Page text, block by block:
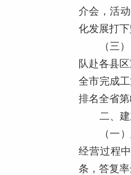
介会，活
化发展打下
（三
队赴各县
全市完成
排名全省第
二、
（一
经营过程
条，答复